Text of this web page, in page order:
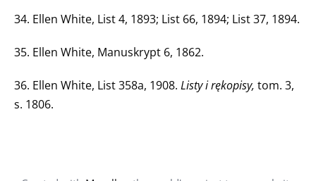
34. Ellen White, List 4, 1893; List 66, 1894; List 37, 1894.
35. Ellen White, Manuskrypt 6, 1862.
36. Ellen White, List 358a, 1908. Listy i rękopisy, tom. 3,
s. 1806.